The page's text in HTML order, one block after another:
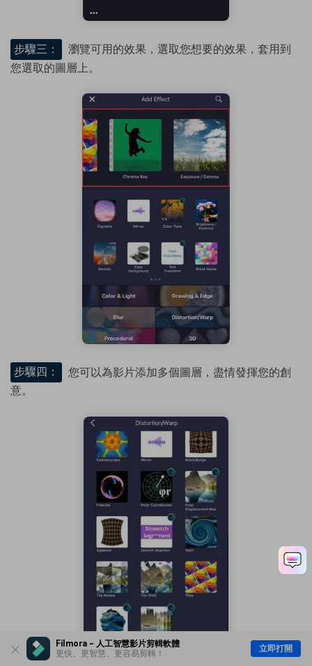
Filmora - 人工智慧影片剪輯軟體
更快、更智慧、更容易剪輯！
立即打開
步驟三：
瀏覽可用的效果，選取您想要的效果，套用到
您選取的圖層上。
步驟四：
您可以為影片添加多個圖層，盡情發揮您的創
意。